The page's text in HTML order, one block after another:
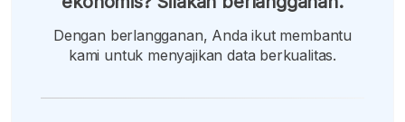
Dengan berlangganan, Anda ikut membantu
kami untuk menyajikan data berkualitas.